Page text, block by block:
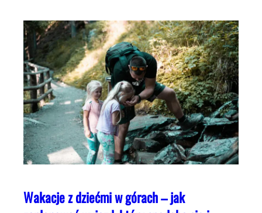
Wakacje z dziećmi w górach – jak